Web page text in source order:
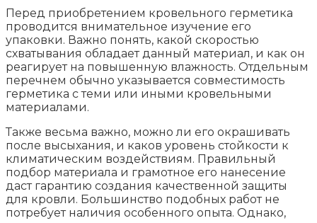
Перед приобретением кровельного герметика
проводится внимательное изучение его
упаковки. Важно понять, какой скоростью
схватывания обладает данный материал, и как он
реагирует на повышенную влажность. Отдельным
перечнем обычно указывается совместимость
герметика с теми или иными кровельными
материалами.
Также весьма важно, можно ли его окрашивать
после высыхания, и каков уровень стойкости к
климатическим воздействиям. Правильный
подбор материала и грамотное его нанесение
даст гарантию создания качественной защиты
для кровли. Большинство подобных работ не
потребует наличия особенного опыта. Однако,